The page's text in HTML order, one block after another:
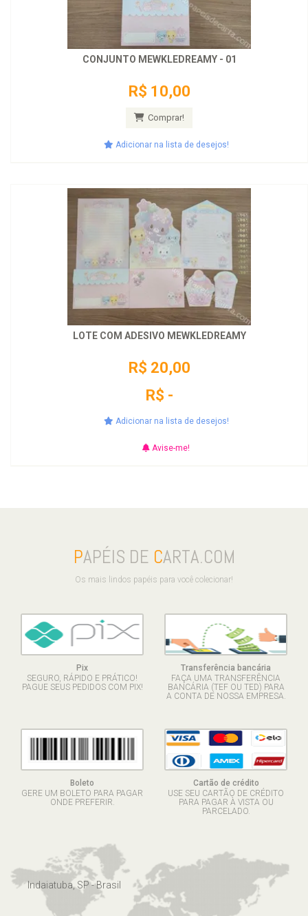
CONJUNTO MEWKLEDREAMY - 01
R$ 10,00
Comprar!
Adicionar na lista de desejos!
LOTE COM ADESIVO MEWKLEDREAMY
R$ 20,00
R$ -
Adicionar na lista de desejos!
Avise-me!
PAPÉIS DE CARTA.COM
Os mais lindos papéis para você colecionar!
Pix
SEGURO, RÁPIDO E PRÁTICO!
PAGUE SEUS PEDIDOS COM PIX!
Transferência bancária
FAÇA UMA TRANSFERÊNCIA
BANCÁRIA (TEF OU TED) PARA
A CONTA DE NOSSA EMPRESA.
Boleto
GERE UM BOLETO PARA PAGAR
ONDE PREFERIR.
Cartão de crédito
USE SEU CARTÃO DE CRÉDITO
PARA PAGAR À VISTA OU
PARCELADO.
Indaiatuba, SP - Brasil